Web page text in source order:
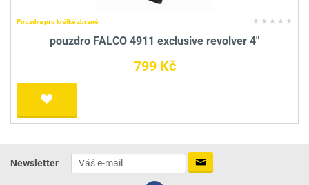
Pouzdra pro krátké zbraně
pouzdro FALCO 4911 exclusive revolver 4"
799 Kč
Newsletter